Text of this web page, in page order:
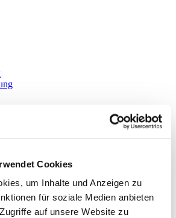
Cookies
um Inhalte und Anzeigen zu
für soziale Medien anbieten
auf unsere Website zu